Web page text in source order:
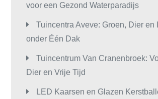
voor een Gezond Waterparadijs
Tuincentra Aveve: Groen, Dier en
onder Één Dak
Tuincentrum Van Cranenbroek:
Dier en Vrije Tijd
LED Kaarsen en Glazen